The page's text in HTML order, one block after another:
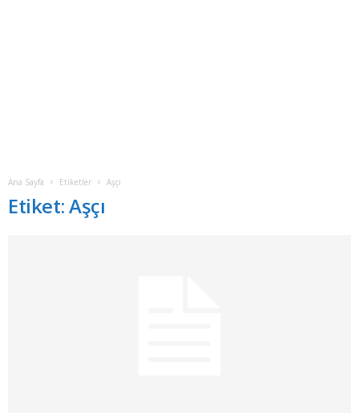
Ana Sayfa Etiketler Aşçı
Etiket: Aşçı